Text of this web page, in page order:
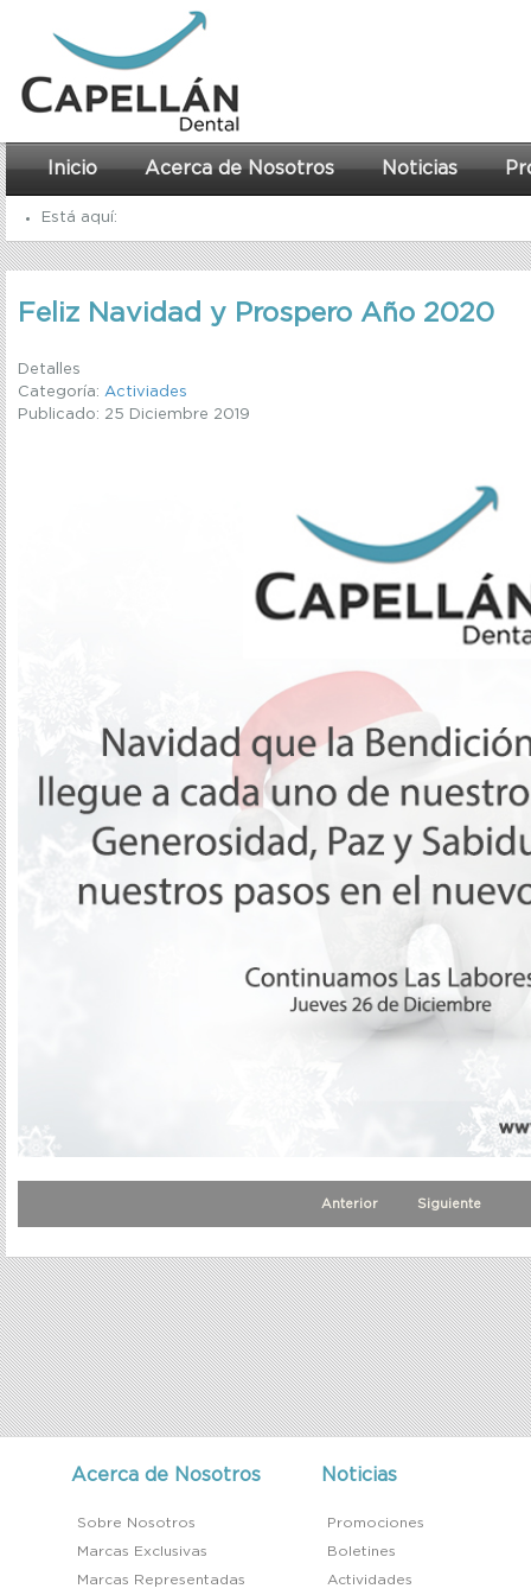
Inicio Acerca de Nosotros Noticias
Está aquí:
Inicio
Noticias
Feliz Navidad y Prospero Año 2020
Feliz Navidad y Prospero Año 2020
Detalles
Categoría: Activiades
Publicado: 25 Diciembre 2019
Anterior Siguiente
Acerca de Nosotros
Sobre Nosotros
Marcas Exclusivas
Marcas Representadas
Noticias
Promociones
Boletines
Actividades